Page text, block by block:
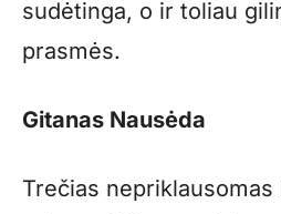
sudėtinga, o ir toliau
prasmės.
Gitanas Nausėda
Trečias nepriklausomas